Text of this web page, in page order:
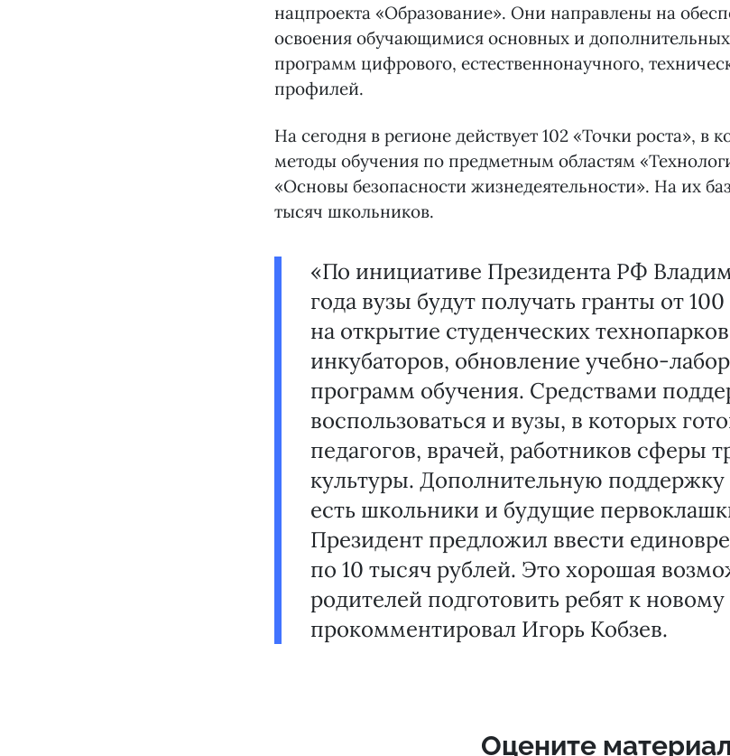
нацпроекта «Образование». Они направлены на
освоения обучающимися основных и дополнительных
программ цифрового, естественнонаучного,
профилей.
На сегодня в регионе действует 102 «Точки роста», в
методы обучения по предметным областям
«Основы безопасности жизнедеятельности». На их
тысяч школьников.
«По инициативе Президента РФ
года вузы будут получать гранты от
на открытие студенческих
инкубаторов, обновление учебно-
программ обучения. Средствами
воспользоваться и вузы, в которых
педагогов, врачей, работников сферы
культуры. Дополнительную поддержку
есть школьники и будущие
Президент предложил ввести
по 10 тысяч рублей. Это хорошая
родителей подготовить ребят к
прокомментировал Игорь Кобзев.
Оцените материал